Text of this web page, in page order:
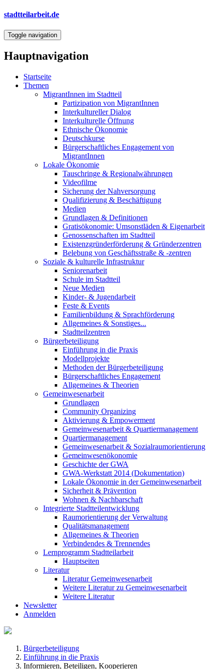
Direkt
Inhalt
stadtteilarbeit.de
Toggle navigation
Hauptnavigation
Startseite
Themen
MigrantInnen im Stadtteil
Partizipation von MigrantInnen
Interkultureller Dialog
Interkulturelle Öffnung
Ethnische Ökonomie
Deutschkurse
Bürgerschaftliches Engagement von
MigrantInnen
Lokale Ökonomie
Tauschringe & Regionalwährungen
Videofilme
Sicherung der Nahversorgung
Qualifizierung & Beschäftigung
Medien
Grundlagen & Definitionen
Gratisökonomie: Umsonstläden & Eigenarbeit
Genossenschaften im Stadtteil
Existenzgründerförderung & Gründerzentren
Belebung von Geschäftsstraße & -zentren
Soziale & kulturelle Infrastruktur
Seniorenarbeit
Schule im Stadtteil
Neue Medien
Kinder- & Jugendarbeit
Feste & Events
Familienbildung & Sprachförderung
Allgemeines & Sonstiges...
Stadtteilzentren
Bürgerbeteiligung
Einführung in die Praxis
Modellprojekte
Methoden der Bürgerbeteiligung
Bürgerschaftliches Engagement
Allgemeines & Theorien
Gemeinwesenarbeit
Grundlagen
Community Organizing
Aktivierung & Empowerment
Gemeinwesenarbeit & Quartiermanagement
Quartiermanagement
Gemeinwesenarbeit & Sozialraumorientierung
Gemeinwesenökonomie
Geschichte der GWA
GWA-Werkstatt 2014 (Dokumentation)
Lokale Ökonomie in der Gemeinwesenarbeit
Sicherheit & Prävention
Wohnen & Nachbarschaft
Integrierte Stadtteilentwicklung
Raumorientierung der Verwaltung
Qualitätsmanagement
Allgemeines & Theorien
Verbindendes & Trennendes
Lernprogramm Stadtteilarbeit
Hauptseiten
Literatur
Literatur Gemeinwesenarbeit
Weitere Literatur zu Gemeinwesenarbeit
Weitere Literatur
Newsletter
Anmelden
Bürgerbeteiligung
Einführung in die Praxis
Informieren, Beteiligen, Kooperieren